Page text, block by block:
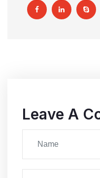
Leave A